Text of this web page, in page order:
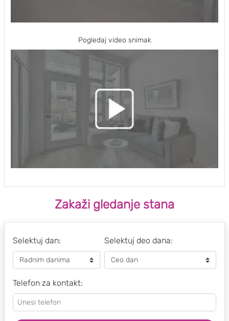
Pogledaj video snimak
Zakaži gledanje stana
Selektuj dan: Selektuj deo dana:
Telefon za kontakt: